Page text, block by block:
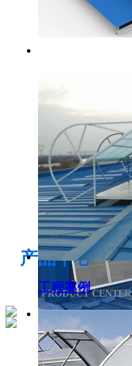
电开启通风气楼
侧开型排烟天窗
产品中心
PRODUCT CENTER
工程案例